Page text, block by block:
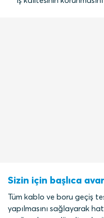
Sizin için başlıca
Tüm kablo ve boru geçiş
yapılmasını sağlayarak